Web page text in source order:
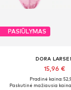
PASIŪLYMAS
DORA
15,96 €
Pradinė kaina:
Paskutinė mažiausia